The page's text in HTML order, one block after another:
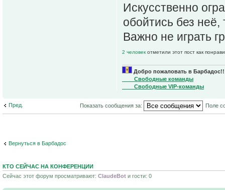
Искусственно
обойтись без неё,
Важно не играть
2 человек отметили этот пост как
Добро пожаловать в
____Свободные команды
____Свободные VIP-команды
Пред. Показать сообщения за: Поле
Вернуться в Барбадос
КТО СЕЙЧАС НА КОНФЕРЕНЦИИ
Сейчас этот форум просматривают: ClaudeBot и гости: 0